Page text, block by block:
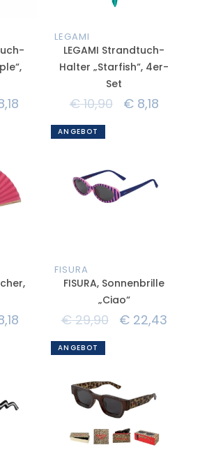
LEGAMI
LEGAMI Strandtuch-
Halter „Starfish“, 4er-
Set
€10,90 €8,18
ANGEBOT
FISURA
FISURA, Sonnenbrille
„Ciao“
€29,90 €22,43
ANGEBOT